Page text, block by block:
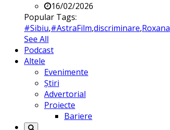
16/02/2026
Popular Tags:
#Sibiu,#AstraFilm,discriminare,Roxana
See All
Podcast
Altele
Evenimente
Știri
Advertorial
Proiecte
Bariere